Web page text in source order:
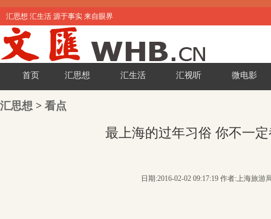
汇思想 汇生活 源于事实 来自眼界
首页 汇思想 汇生活 汇视听 微电影
汇思想 > 看点
最上海的过年习俗 你不一
日期:2016-02-02 09:17:19 作者:上海旅游